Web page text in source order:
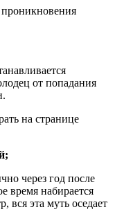
от попадания
на странице
через год после
время набирается
вся эта муть оседает